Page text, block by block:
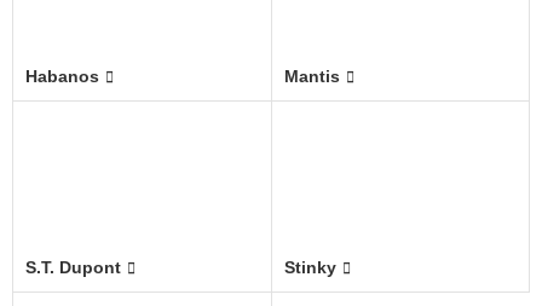
Habanos Mantis
S.T. Dupont Stinky